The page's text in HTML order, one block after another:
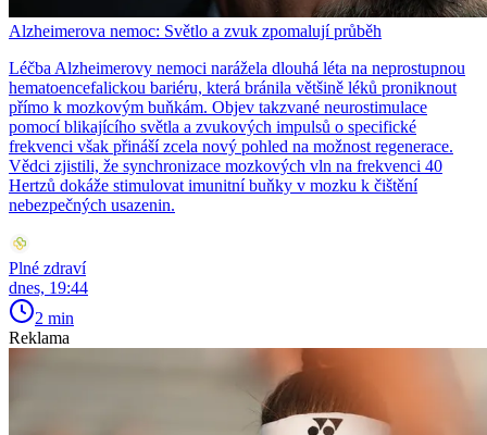
Alzheimerova nemoc: Světlo a zvuk zpomalují průběh
Léčba Alzheimerovy nemoci narážela dlouhá léta na neprostupnou
hematoencefalickou bariéru, která bránila většině léků proniknout
přímo k mozkovým buňkám. Objev takzvané neurostimulace
pomocí blikajícího světla a zvukových impulsů o specifické
frekvenci však přináší zcela nový pohled na možnost regenerace.
Vědci zjistili, že synchronizace mozkových vln na frekvenci 40
Hertzů dokáže stimulovat imunitní buňky v mozku k čištění
nebezpečných usazenin.
Plné zdraví
dnes, 19:44
2 min
Reklama